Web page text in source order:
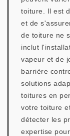
toiture. Il est
et de
de toiture ne
inclut
vapeur et de
barrière
solutions
toitures en
votre toiture
détecter les
expertise